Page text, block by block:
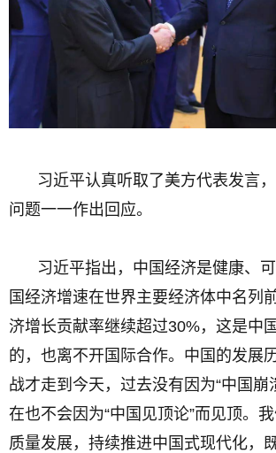
习近平认真听取了美方代表发言
问题一一作出回应。
习近平指出，中国经济是健康、
国经济增速在世界主要经济体中名列
济增长贡献率继续超过30%，这是中
的，也离不开国际合作。中国的发展
战才走到今天，过去没有因为“中国崩
在也不会因为“中国见顶论”而见顶。
质量发展，持续推进中国式现代化，